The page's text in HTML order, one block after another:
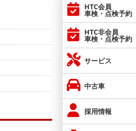
HTC会員
車検・点検予約
HTC非会員
車検・点検予約
サービス
中古車
採用情報